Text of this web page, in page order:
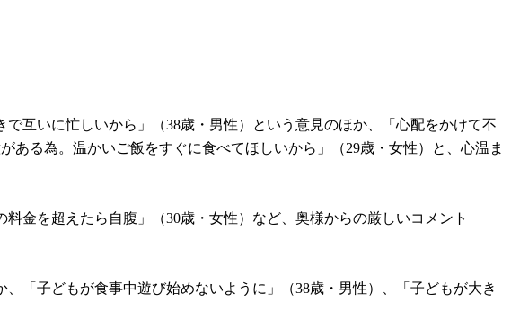
互いに忙しいから」（38歳・男性）という意見のほか、「心配をかけて不
る為。温かいご飯をすぐに食べてほしいから」（29歳・女性）と、心温ま
金を超えたら自腹」（30歳・女性）など、奥様からの厳しいコメント
「子どもが食事中遊び始めないように」（38歳・男性）、「子どもが大き